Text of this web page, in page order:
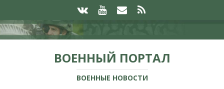
ВОЕННЫЙ ПОРТАЛ
ВОЕННЫЕ НОВОСТИ